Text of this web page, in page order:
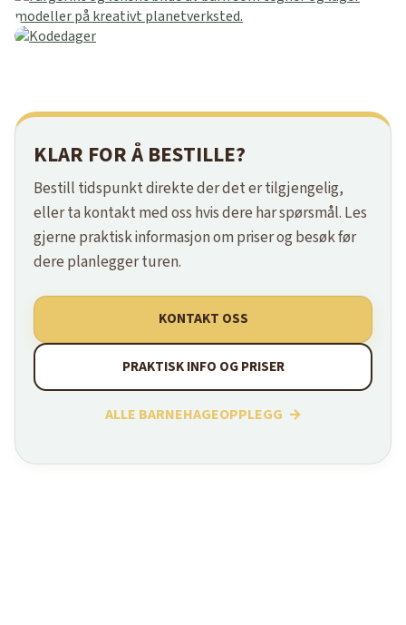
KLAR FOR Å BESTILLE?
Bestill tidspunkt direkte der det er tilgjengelig,
eller ta kontakt med oss hvis dere har spørsmål. Les
gjerne praktisk informasjon om priser og besøk før
dere planlegger turen.
KONTAKT OSS
PRAKTISK INFO OG PRISER
ALLE BARNEHAGEOPPLEGG